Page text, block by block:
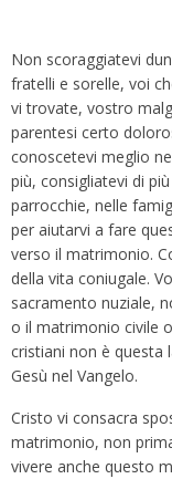
Non scoraggiatevi
fratelli e sorelle, voi
vi trovate, vostro
parentesi certo
conoscetevi meglio
più, consigliatevi di
parrocchie, nelle
per aiutarvi a fare
verso il matrimonio.
della vita coniugale.
sacramento nuziale,
o il matrimonio civile
cristiani non è questa
Gesù nel Vangelo.
Cristo vi consacra
matrimonio, non
vivere anche questo